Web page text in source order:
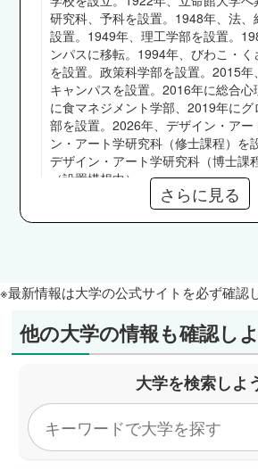
外務省、共同通信社、国税専門
行、川崎重工業、村田製作所、
野村證券 他
経済学部
JR西日本、あずさ監査法人、ト
ス、ニトリ、ファーストリテイ
ャパン、ローム、国税専門官、
井総合研究所 他
ADKホールディングス、LINEヤ
京都銀行、日本銀行、厚生労働
東レ、東京海上日動火災保険、野
産業社会学部
カプコン、キーエンス、みずほ
ループ、京セラ、共同通信社、
庁、国土交通省、国税専門官、
研究科、予科を設置。1948年、法、
設置。1949年、理工学部を設置。
ンパスに移転。1994年、びわこ・く
を設置。政策科学部を設置。2015年
キャンパスを設置。2016年に総合
に食マネジメント学部、2019年に
部を設置。2026年、デザイン・アー
ン・アート学研究科（修士課程）を
デザイン・アート学研究科（博士課
（設置構想中）。
奨学金
入学者を支援する奨学金、立命館大
寺記念奨学金（成績優秀者枠、難関
＋R学部奨学金、海外留学チャレンジ
Challenge奨学金（個人）
【貸与】日本学生支援機構（第一、
さらに見る
※最新情報は大学の公式サイトを必ず確認
他の大学の情報も確認し
大学を検索しよ